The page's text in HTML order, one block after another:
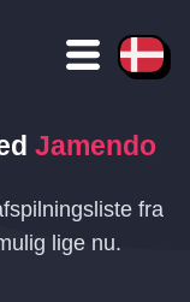
Jamendo
fra
lige nu.